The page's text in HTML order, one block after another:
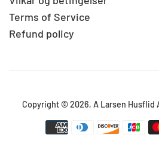
Terms of Service
Refund policy
Copyright © 2026, A Larsen Husflid